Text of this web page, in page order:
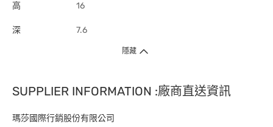
高 16
深 7.6
隱藏
SUPPLIER INFORMATION :廠商直送資訊
瑪莎國際行銷股份有限公司